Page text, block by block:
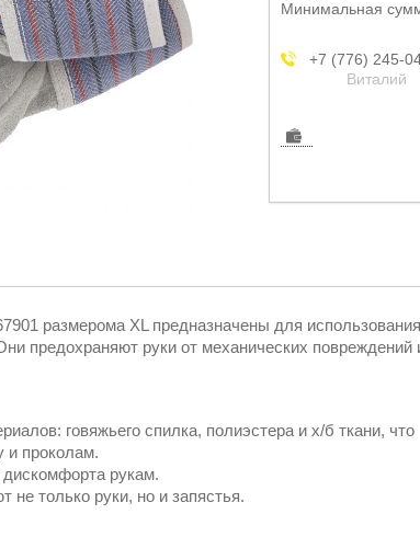
Минимальная
+7 (776) 245-
Виталий
размерома XL предназначены для
предохраняют руки от механических повреждений
говяжьего спилка, полиэстера и х/б ткани, что
и проколам.
рукам.
только руки, но и запястья.